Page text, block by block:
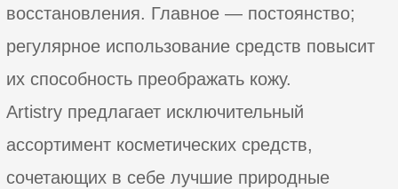
восстановления. Главное — постоянство;
регулярное использование средств повысит
их способность преображать кожу.
Artistry предлагает исключительный
ассортимент косметических средств,
сочетающих в себе лучшие природные